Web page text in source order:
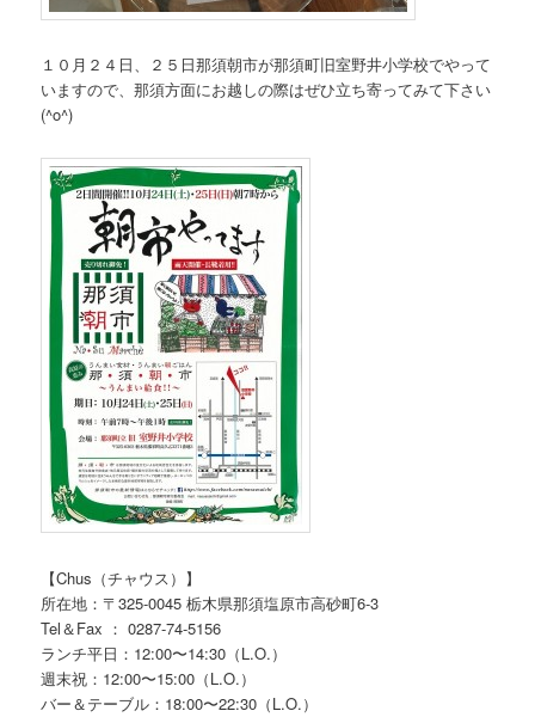
１０月２４日、２５日那須朝市が那須町旧室野井小学校でやって
いますので、那須方面にお越しの際はぜひ立ち寄ってみて下さい
(^o^)
【Chus（チャウス）】
所在地：〒325-0045 栃木県那須塩原市高砂町6-3
Tel＆Fax ： 0287-74-5156
ランチ平日：12:00〜14:30（L.O.）
週末祝：12:00〜15:00（L.O.）
バー＆テーブル：18:00〜22:30（L.O.）